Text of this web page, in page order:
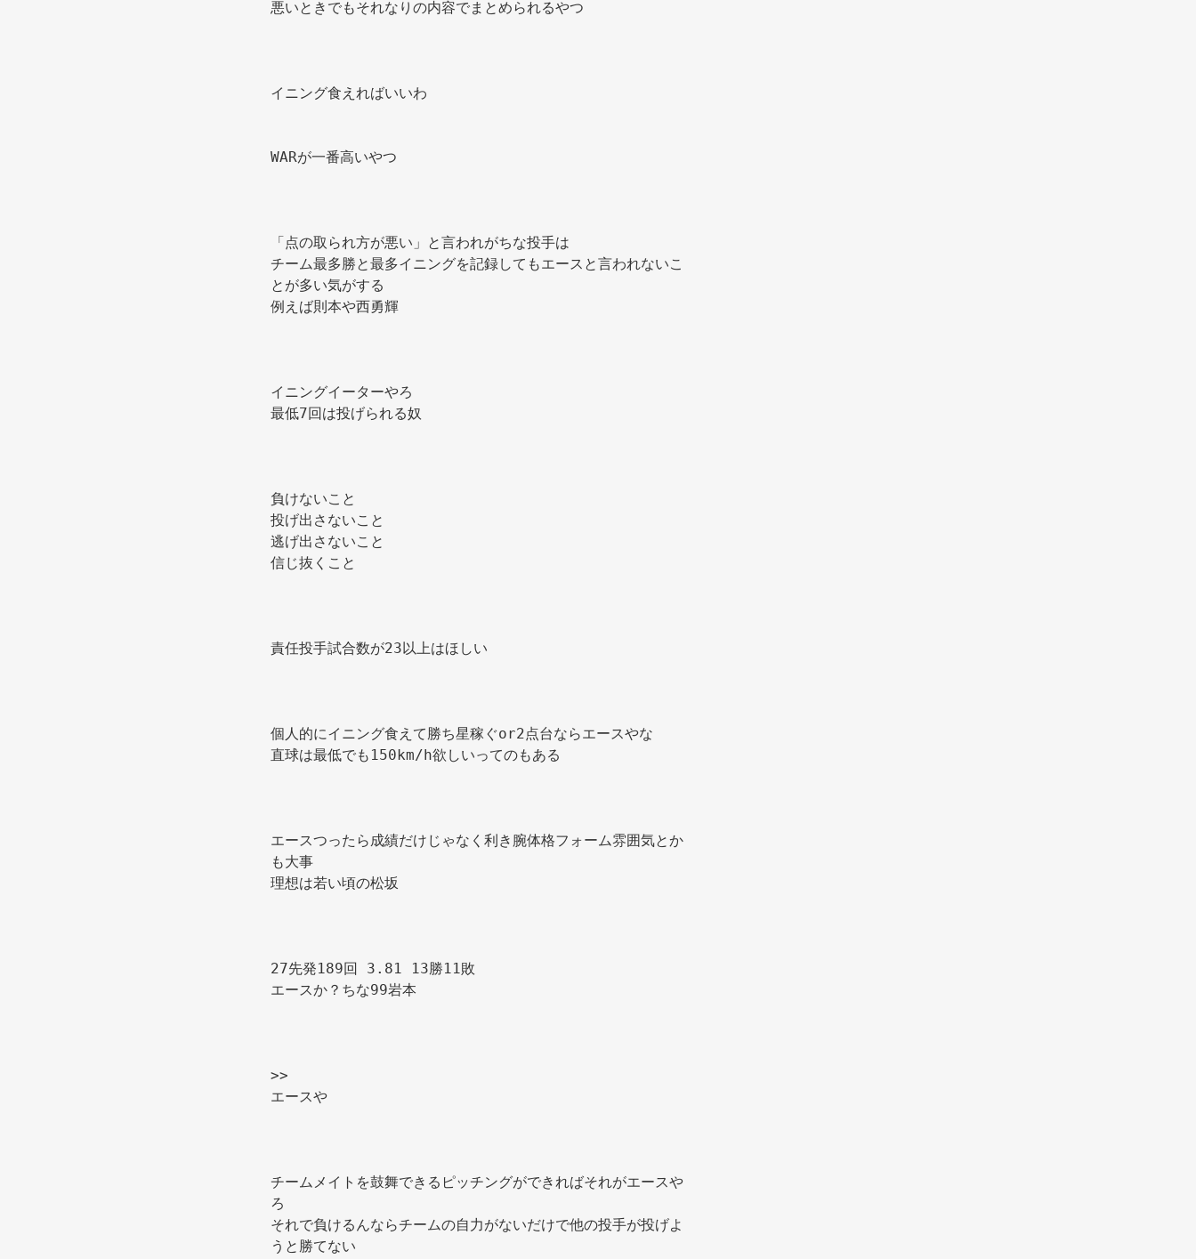
悪いときでもそれなりの内容でまとめられるやつ
イニング食えればいいわ
WARが一番高いやつ
「点の取られ方が悪い」と言われがちな投手は
チーム最多勝と最多イニングを記録してもエースと言われないこ
とが多い気がする
例えば則本や西勇輝
イニングイーターやろ
最低7回は投げられる奴
負けないこと
投げ出さないこと
逃げ出さないこと
信じ抜くこと
責任投手試合数が23以上はほしい
個人的にイニング食えて勝ち星稼ぐor2点台ならエースやな
直球は最低でも150km/h欲しいってのもある
エースつったら成績だけじゃなく利き腕体格フォーム雰囲気とか
も大事
理想は若い頃の松坂
27先発189回 3.81 13勝11敗
エースか？ちな99岩本
>>
エースや
チームメイトを鼓舞できるピッチングができればそれがエースや
ろ
それで負けるんならチームの自力がないだけで他の投手が投げよ
うと勝てない